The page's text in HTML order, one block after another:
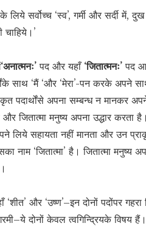
के लिये सर्वोच्च ‘स्व’, गर्मी और सर्दी
चाहिये।’
‘अनात्मनः’ पद और यहाँ ‘जितात्मनः’ पद
साथ ‘मैं ‘और ‘मेरा’-पन करके अपने
पदार्थोंसे अपना सम्बन्ध न मानकर
जितात्मा मनुष्य अपना उद्धार करता है।]
लिये सहायता नहीं मानता और उन
नाम ‘जितात्मा’ है। जितात्मा मनुष्य
‘शीत’ और ‘उष्ण’–इन दोनों पदोंपर
दोनों केवल त्वगिन्द्रियके विषय